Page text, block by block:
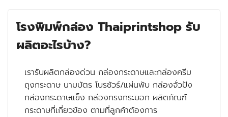
โรงพิมพ์กล่อง Thaiprintshop รับ
ผลิตอะไรบ้าง?
เรารับผลิตกล่องด่วน กล่องกระดาษและกล่องครีม
ถุงกระดาษ นามบัตร โบรชัวร์/แผ่นพับ กล่องจั่วปัง
กล่องกระดาษแข็ง กล่องทรงกระบอก ผลิตภัณฑ์
กระดาษที่เกี่ยวข้อง ตามที่ลูกค้าต้องการ